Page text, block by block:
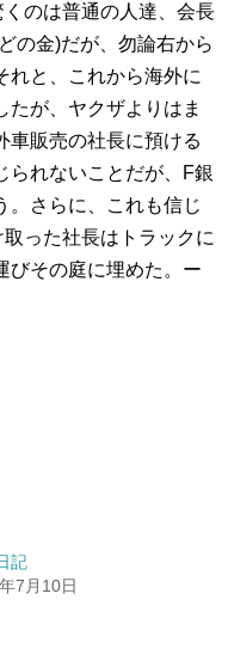
のは普通の人達、会長
の金)だが、勿論右から
れと、これから海外に
たが、ヤクザよりはま
車販売の社長に預ける
られないことだが、F銀
。さらに、これも信じ
った社長はトラックに
びその庭に埋めた。ー
記
7月10日